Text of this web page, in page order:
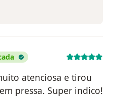
atenciosa e tirou
pressa. Super indico!